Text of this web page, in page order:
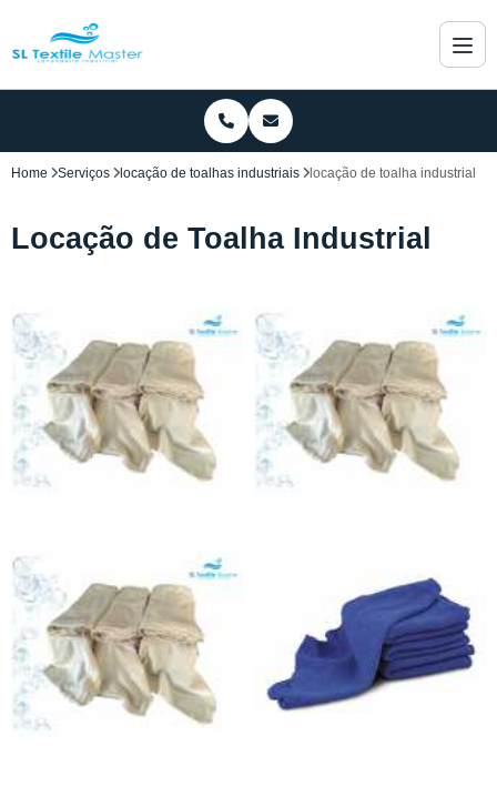
Home Serviços locação de toalhas industriais locação de toalha industrial
Locação de Toalha Industrial